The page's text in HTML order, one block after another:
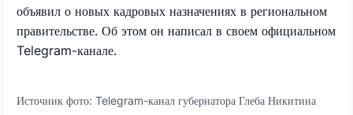
объявил о новых кадровых назначениях в региональном
правительстве. Об этом он написал в своем официальном
Telegram-канале.
Источник фото: Telegram-канал губернатора Глеба Никитина